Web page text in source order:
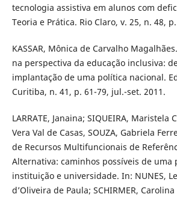
tecnologia assistiva em alunos com
Teoria e Prática. Rio Claro, v. 25, n. 48,
KASSAR, Mônica de Carvalho
na perspectiva da educação inclusiva:
implantação de uma política nacional.
Curitiba, n. 41, p. 61-79, jul.-set. 2011.
LARRATE, Janaina; SIQUEIRA, Maristela
Vera Val de Casas, SOUZA, Gabriela
de Recursos Multifuncionais de
Alternativa: caminhos possíveis de uma
instituição e universidade. In: NUNES,
d’Oliveira de Paula; SCHIRMER,